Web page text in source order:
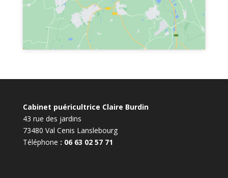
Cabinet puéricultrice Claire Burdin
43 rue des jardins
73480 Val Cenis Lanslebourg
Téléphone : 06 63 02 57 71